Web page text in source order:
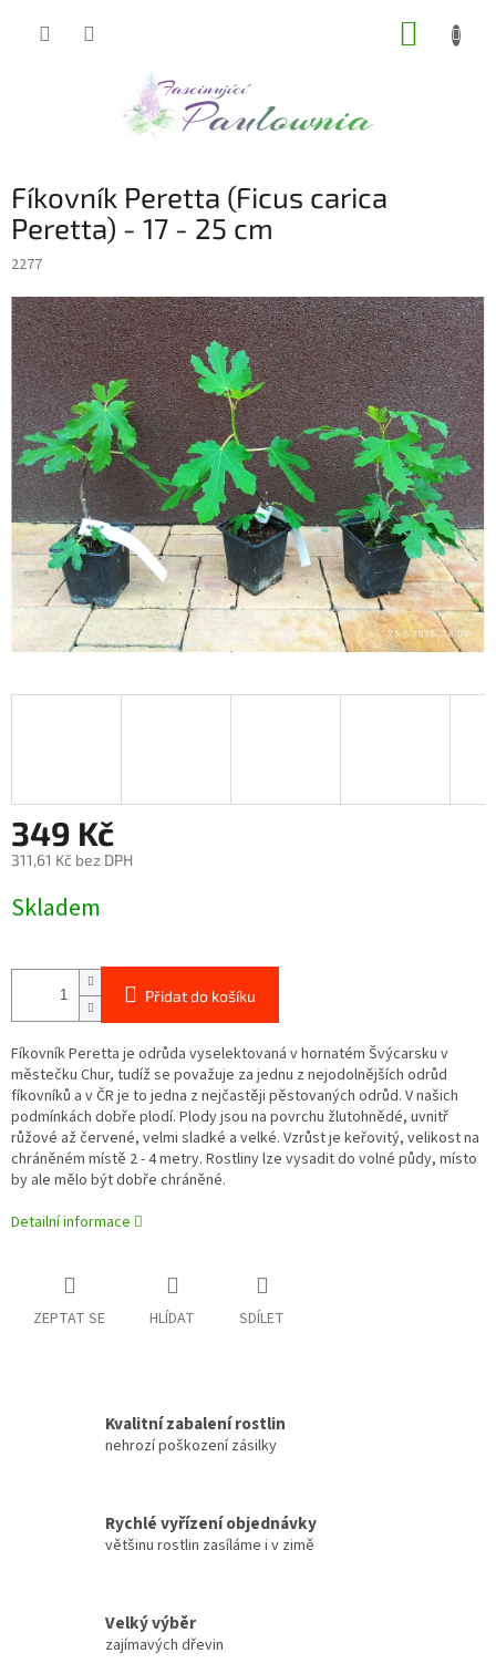
Fíkovník Peretta (Ficus carica
Peretta) - 17 - 25 cm
2277
349 Kč
311,61 Kč bez DPH
cena:
Skladem
Přidat do košíku
Fíkovník Peretta je odrůda vyselektovaná v hornatém Švýcarsku v
městečku Chur, tudíž se považuje za jednu z nejodolnějších odrůd
fíkovníků a v ČR je to jedna z nejčastěji pěstovaných odrůd. V našich
podmínkách dobře plodí. Plody jsou na povrchu žlutohnědé, uvnitř
růžové až červené, velmi sladké a velké. Vzrůst je keřovitý, velikost na
chráněném místě 2 - 4 metry. Rostliny lze vysadit do volné půdy, místo
by ale mělo být dobře chráněné.
Detailní informace
ZEPTAT SE HLÍDAT SDÍLET
Kvalitní zabalení rostlin
nehrozí poškození zásilky
Rychlé vyřízení objednávky
většinu rostlin zasíláme i v zimě
Velký výběr
zajímavých dřevin